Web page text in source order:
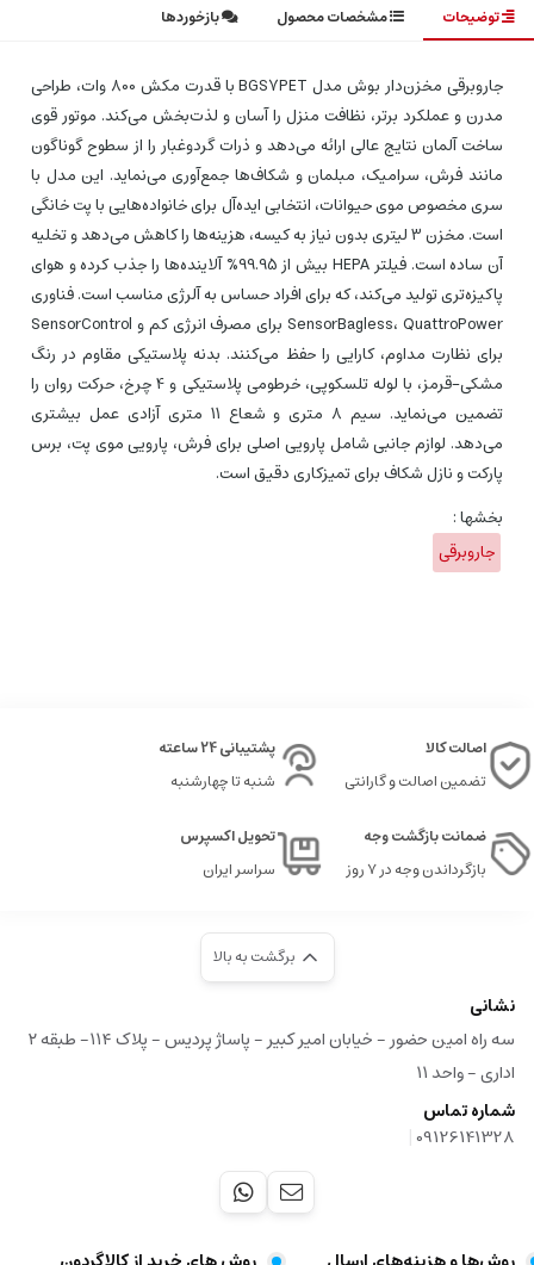
توضیحات مشخصات محصول بازخوردها
جاروبرقی مخزن‌دار بوش مدل BGS7PET با قدرت مکش 800 وات، طراحی
مدرن و عملکرد برتر، نظافت منزل را آسان و لذت‌بخش می‌کند. موتور قوی
ساخت آلمان نتایج عالی ارائه می‌دهد و ذرات گردوغبار را از سطوح گوناگون
مانند فرش، سرامیک، مبلمان و شکاف‌ها جمع‌آوری می‌نماید. این مدل با
سری مخصوص موی حیوانات، انتخابی ایده‌آل برای خانواده‌هایی با پت خانگی
است. مخزن 3 لیتری بدون نیاز به کیسه، هزینه‌ها را کاهش می‌دهد و تخلیه
آن ساده است. فیلتر HEPA بیش از 99.95% آلاینده‌ها را جذب کرده و هوای
پاکیزه‌تری تولید می‌کند، که برای افراد حساس به آلرژی مناسب است. فناوری
SensorBagless، QuattroPower برای مصرف انرژی کم و SensorControl
برای نظارت مداوم، کارایی را حفظ می‌کنند. بدنه پلاستیکی مقاوم در رنگ
مشکی-قرمز، با لوله تلسکوپی، خرطومی پلاستیکی و 4 چرخ، حرکت روان را
تضمین می‌نماید. سیم 8 متری و شعاع 11 متری آزادی عمل بیشتری
می‌دهد. لوازم جانبی شامل پارویی اصلی برای فرش، پارویی موی پت، برس
پارکت و نازل شکاف برای تمیزکاری دقیق است.
بخشها :
جاروبرقی
اصالت کالا
تضمین اصالت و گارانتی
پشتیبانی 24 ساعته
شنبه تا چهارشنبه
ضمانت بازگشت وجه
بازگرداندن وجه در ۷ روز
تحویل اکسپرس
سراسر ایران
برگشت به بالا
نشانی
سه راه امین حضور - خیابان امیر کبیر - پاساژ پردیس - پلاک ۱۱۴- طبقه ۲
اداری - واحد ۱۱
شماره تماس
09126141328
|